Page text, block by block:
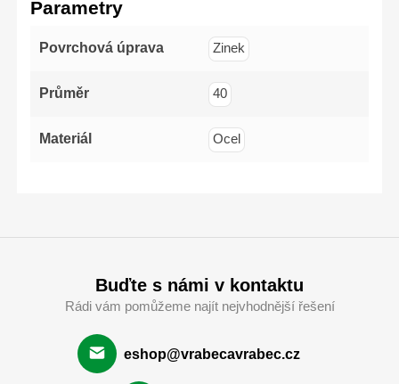
Parametry
Povrchová úprava Zinek
Průměr 40
Materiál Ocel
Buďte s námi v kontaktu
Rádi vám pomůžeme najít nejvhodnější řešení
eshop@vrabecavrabec.cz